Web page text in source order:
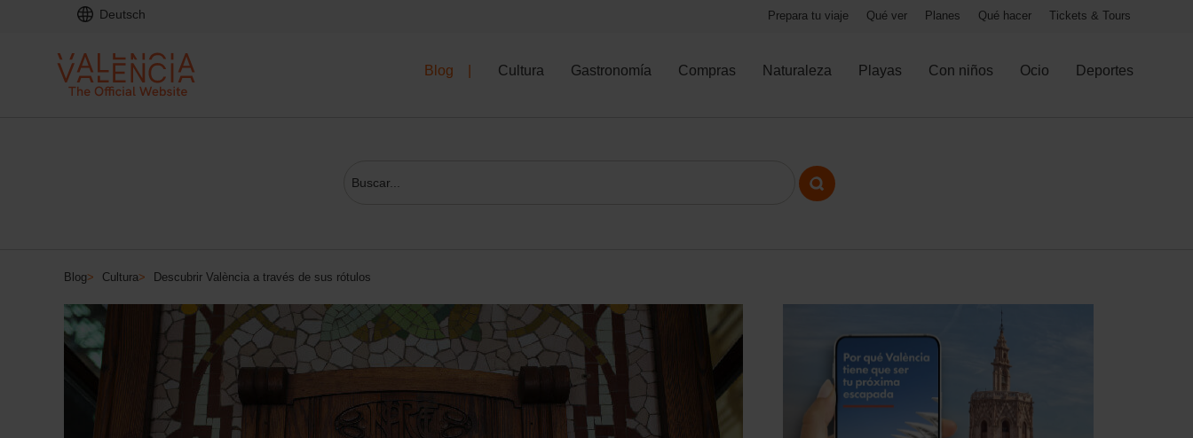
Deutsch Prepara tu viaje Qué ver Planes Qué hacer Tickets & Tours
Blog Cultura Gastronomía Compras Naturaleza Playas Con niños Ocio Deportes
Blog> Cultura> Descubrir València a través de sus rótulos